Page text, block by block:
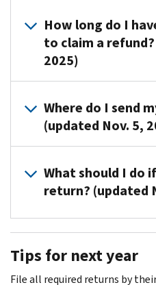
How long do I
to claim a
2025)
you
must
file
tax
return
from
the
Where do I send
(updated Nov. 5,
it
to
on
the
What should I do
return? (updated
have
to
Tips for next year
File all required returns by